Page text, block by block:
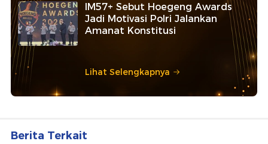
IM57+ Sebut Hoegeng Awards
Jadi Motivasi Polri Jalankan
Amanat Konstitusi
Lihat Selengkapnya
Berita Terkait